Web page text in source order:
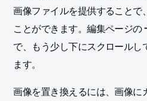
画像ファイルを提供すること
ことができます。編集ページの
で、もう少し下にスクロール
ます。
画像を置き換えるには、画像